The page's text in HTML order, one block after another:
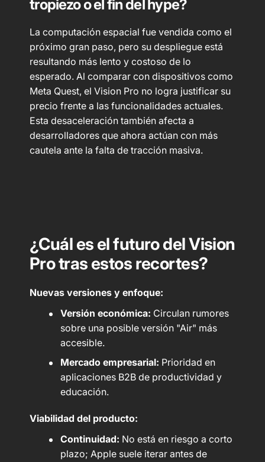
tropiezo o el fin del hype?
La computación espacial fue vendida como el
próximo gran paso, pero su despliegue está
resultando más lento y costoso de lo
esperado. Al comparar con dispositivos como
Meta Quest, el Vision Pro no logra justificar su
precio frente a las funcionalidades actuales.
Esta desaceleración también afecta a
desarrolladores que ahora actúan con más
cautela ante la falta de tracción masiva.
¿Cuál es el futuro del Vision
Pro tras estos recortes?
Nuevas versiones y enfoque:
Versión económica: Circulan rumores
sobre una posible versión "Air" más
accesible.
Mercado empresarial: Prioridad en
aplicaciones B2B de productividad y
educación.
Viabilidad del producto:
Continuidad: No está en riesgo a corto
plazo; Apple suele iterar antes de